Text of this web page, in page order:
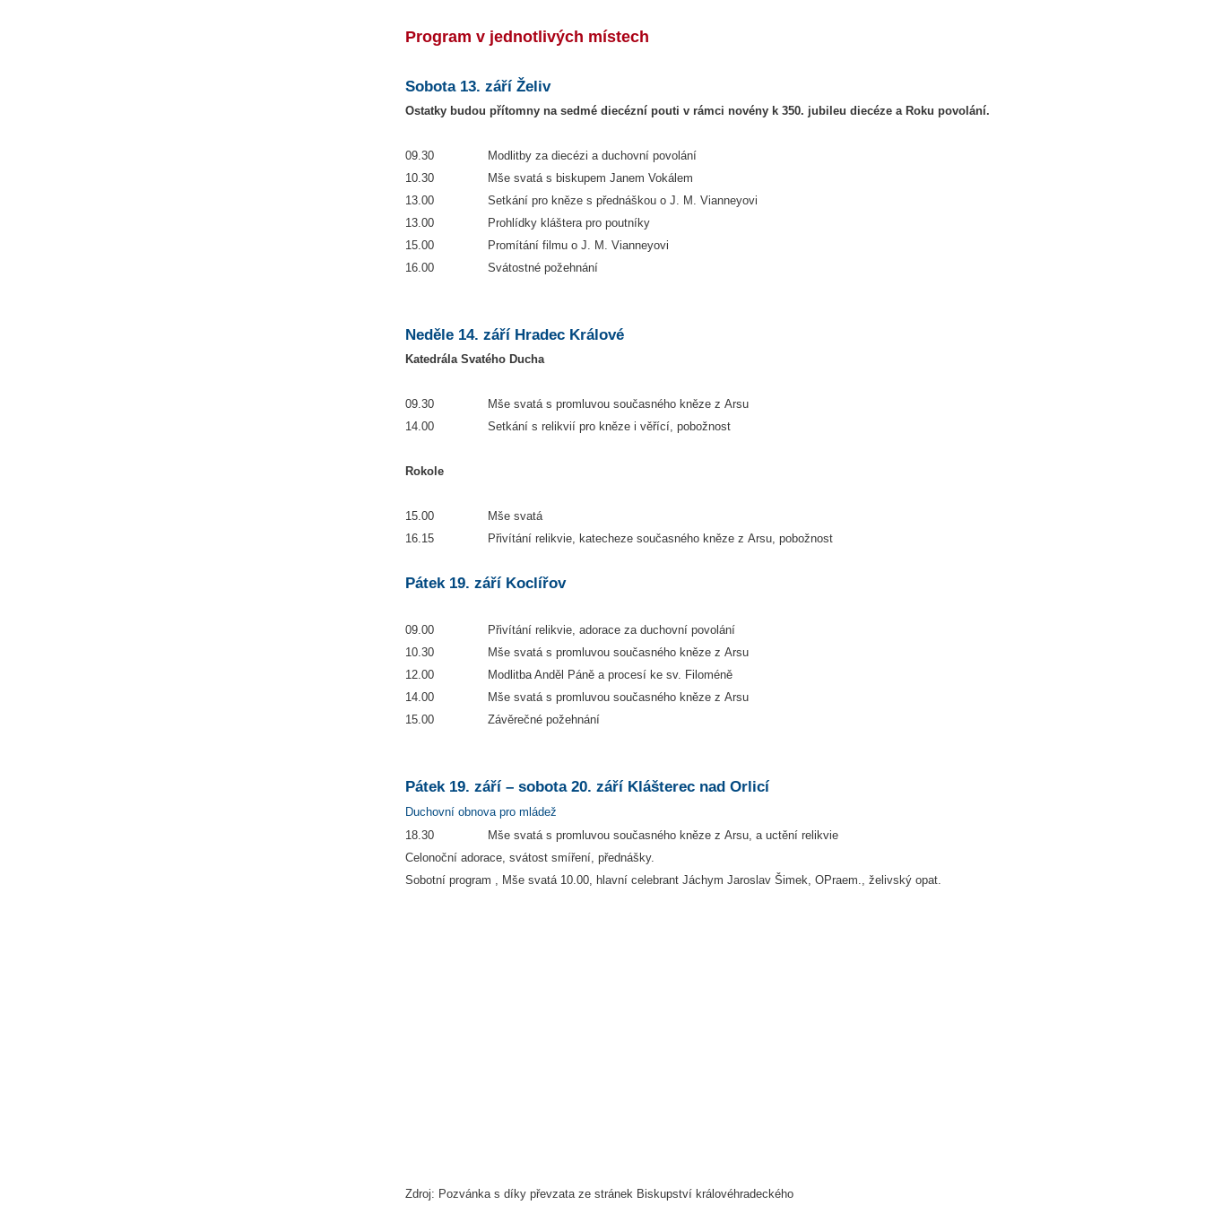
Program v jednotlivých místech
Sobota 13. září Želiv
Ostatky budou přítomny na sedmé diecézní pouti v rámci novény k 350. jubileu diecéze a Roku povolání.
09.30 Modlitby za diecézi a duchovní povolání
10.30 Mše svatá s biskupem Janem Vokálem
13.00 Setkání pro kněze s přednáškou o J. M. Vianneyovi
13.00 Prohlídky kláštera pro poutníky
15.00 Promítání filmu o J. M. Vianneyovi
16.00 Svátostné požehnání
Neděle 14. září Hradec Králové
Katedrála Svatého Ducha
09.30 Mše svatá s promluvou současného kněze z Arsu
14.00 Setkání s relikvií pro kněze i věřící, pobožnost
Rokole
15.00 Mše svatá
16.15 Přivítání relikvie, katecheze současného kněze z Arsu, pobožnost
Pátek 19. září Koclířov
09.00 Přivítání relikvie, adorace za duchovní povolání
10.30 Mše svatá s promluvou současného kněze z Arsu
12.00 Modlitba Anděl Páně a procesí ke sv. Filoméně
14.00 Mše svatá s promluvou současného kněze z Arsu
15.00 Závěrečné požehnání
Pátek 19. září – sobota 20. září Klášterec nad Orlicí
Duchovní obnova pro mládež
18.30 Mše svatá s promluvou současného kněze z Arsu, a uctění relikvie
Celonoční adorace, svátost smíření, přednášky.
Sobotní program , Mše svatá 10.00, hlavní celebrant Jáchym Jaroslav Šimek, OPraem., želivský opat.
Zdroj: Pozvánka s díky převzata ze stránek Biskupství královéhradeckého